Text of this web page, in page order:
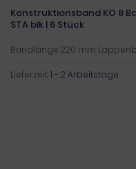
Konstruktionsband KO 8
STA blk | 6 Stück
Bandlänge 220 mm
Lieferzeit:1 - 2 Arbeitstage